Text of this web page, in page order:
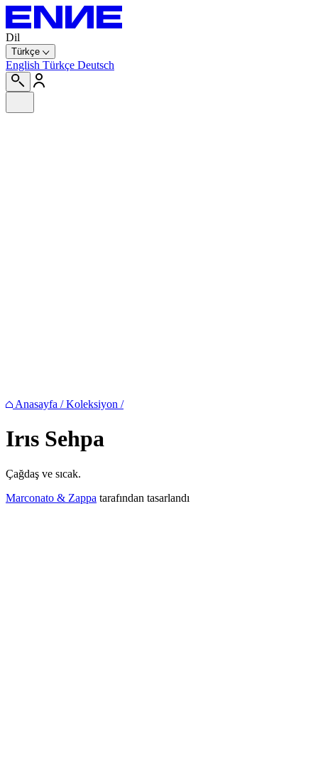
Dil
Türkçe
English Türkçe Deutsch
Anasayfa / Koleksiyon /
Irıs Sehpa
Çağdaş ve sıcak.
Marconato & Zappa tarafından tasarlandı